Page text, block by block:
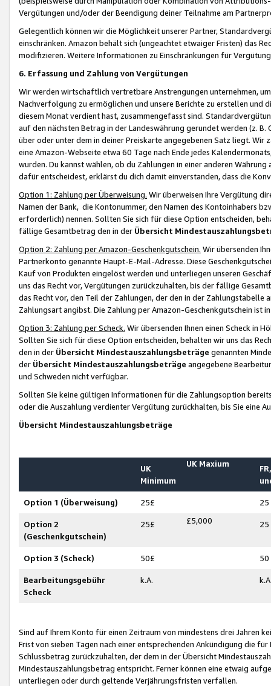
Vergütungen und/oder der Beendigung deiner Teilnahme am
Gelegentlich können wir die Möglichkeit unserer Partner,
einschränken. Amazon behält sich (ungeachtet etwaiger Fristen) das
modifizieren. Weitere Informationen zu Einschränkungen für
6. Erfassung und Zahlung von Vergütungen
Wir werden wirtschaftlich vertretbare Anstrengungen unternehmen,
Nachverfolgung zu ermöglichen und unsere Berichte zu erstellen und
diesem Monat verdient hast, zusammengefasst sind.
auf den nächsten Betrag in der Landeswährung gerundet werden (z.
über oder unter dem in deiner Preiskarte angegebenen Satz liegt.
eine Amazon-Webseite etwa 60 Tage nach Ende jedes
wurden. Du kannst wählen, ob du Zahlungen in einer anderen
dafür entscheidest, erklärst du dich damit einverstanden, dass die
Option 1: Zahlung per Überweisung. Wir überweisen Ihre Vergütung
Namen der Bank, die Kontonummer, den Namen des Kontoinhabers
erforderlich) nennen. Sollten Sie sich für diese Option entscheiden,
fällige Gesamtbetrag den in der Übersicht
Option 2: Zahlung per Amazon-Geschenkgutschein. Wir übersenden
Partnerkonto genannte Haupt-E-Mail-Adresse. Diese
Kauf von Produkten eingelöst werden und unterliegen unseren
uns das Recht vor, Vergütungen zurückzuhalten, bis der fällige
das Recht vor, den Teil der Zahlungen, der den in der
Zahlungsart angibst. Die Zahlung per Amazon-Geschenkgutschein ist
Option 3: Zahlung per Scheck. Wir übersenden Ihnen einen Scheck in
Sollten Sie sich für diese Option entscheiden, behalten wir uns das
den in der Übersicht Mindestauszahlungsbeträge genannten
der Übersicht Mindestauszahlungsbeträge angegebene
und Schweden nicht verfügbar.
Sollten Sie keine gültigen Informationen für die Zahlungsoption
oder die Auszahlung verdienter Vergütung zurückhalten, bis Sie
Übersicht Mindestauszahlungsbeträge
UK
Minimum
UK Maxium
Option 1 (Überweisung) 25£ 25
Option 2
(Geschenkgutschein)
25£ £5,000 25
Option 3 (Scheck) 50£ 50
Bearbeitungsgebühr
Scheck
k.A.
Sind auf Ihrem Konto für einen Zeitraum von mindestens drei Jahren
Frist von sieben Tagen nach einer entsprechenden Ankündigung die
Schlussbetrag zurückzuhalten, der dem in der Übersicht
Mindestauszahlungsbetrag entspricht. Ferner können eine etwaig
unterliegen oder durch geltende Verjährungsfristen verfallen.